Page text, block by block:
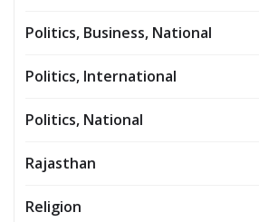
Politics, Business, National
Politics, International
Politics, National
Rajasthan
Religion